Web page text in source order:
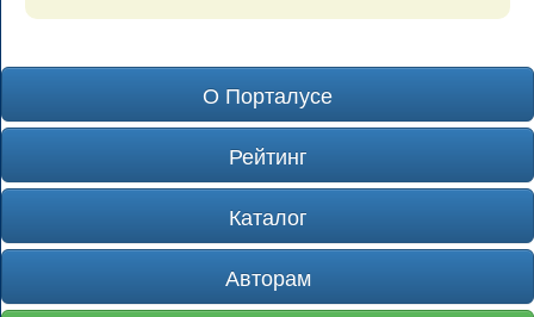
О Порталусе
Рейтинг
Каталог
Авторам